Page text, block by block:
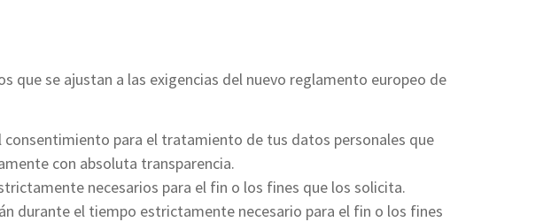
se ajustan a las exigencias del nuevo reglamento europeo de
consentimiento para el tratamiento de tus datos personales que
con absoluta transparencia.
necesarios para el fin o los fines que los solicita.
durante el tiempo estrictamente necesario para el fin o los fines